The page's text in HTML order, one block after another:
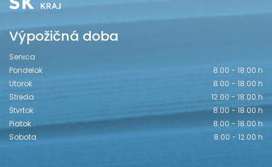
Výpožičná doba
Senica
Pondelok
8.00 - 18.00 h
Utorok
8.00 - 18.00 h
Streda
12.00 - 18.00 h
Štvrtok
8.00 - 18.00 h
Piatok
8.00 - 18.00 h
Sobota
8.00 - 12.00 h